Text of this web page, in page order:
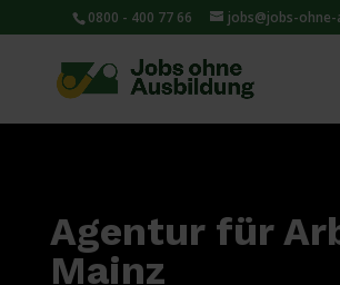
0800 - 400 77 66 jobs@jobs-
Agentur für
Mainz